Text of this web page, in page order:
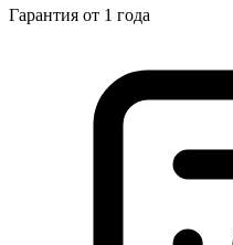
Гарантия от 1 года